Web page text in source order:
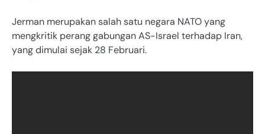
Jerman merupakan salah satu negara NATO yang
mengkritik perang gabungan AS-Israel terhadap Iran,
yang dimulai sejak 28 Februari.